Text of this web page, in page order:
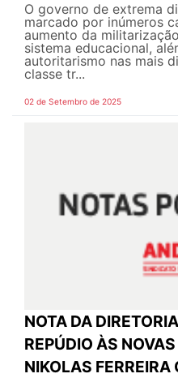
O governo de extrema
marcado por inúmeros
aumento da
sistema educacional,
autoritarismo nas mais
classe tr...
02 de Setembro de 2025
NOTA DA
REPÚDIO ÀS
NIKOLAS FERREIRA